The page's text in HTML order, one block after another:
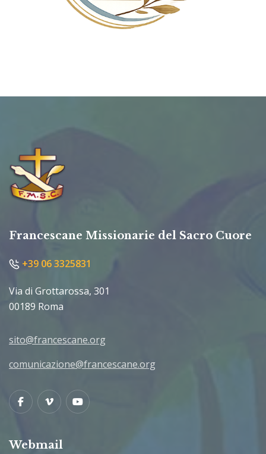
Francescane Missionarie del Sacro Cuore
+39 06 3325831
Via di Grottarossa, 301
00189 Roma
sito@francescane.org
comunicazione@francescane.org
FacebookVimeoYoutube
Webmail